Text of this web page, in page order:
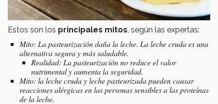
Estos son los principales mitos, según las expertas:
Mito: La pasteurización daña la leche. La leche cruda es una
alternativa segura y más saludable.
Realidad: La pasteurización no reduce el valor
nutrimental y aumenta la seguridad.
Mito: la leche cruda y leche pasteurizada pueden causar
reacciones alérgicas en las personas sensibles a las proteínas
de la leche.